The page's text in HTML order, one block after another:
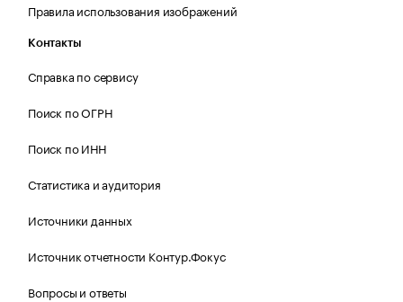
Правила использования изображений
Контакты
Справка по сервису
Поиск по ОГРН
Поиск по ИНН
Статистика и аудитория
Источники данных
Источник отчетности Контур.Фокус
Вопросы и ответы